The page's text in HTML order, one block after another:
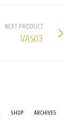
NEXT PRODUCT
VAS03
SHOP
ARCHIVES